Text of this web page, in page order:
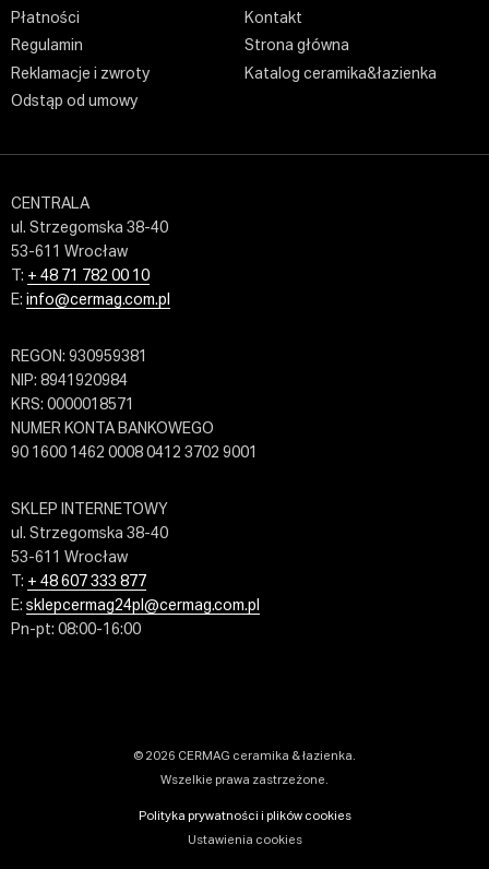
Płatności
Regulamin
Reklamacje i zwroty
Odstąp od umowy
Kontakt
Strona główna
Katalog ceramika&łazienka
CENTRALA
ul. Strzegomska 38-40
53-611 Wrocław
T: + 48 71 782 00 10
E: info@cermag.com.pl
REGON: 930959381
NIP: 8941920984
KRS: 0000018571
NUMER KONTA BANKOWEGO
90 1600 1462 0008 0412 3702 9001
SKLEP INTERNETOWY
ul. Strzegomska 38-40
53-611 Wrocław
T: + 48 607 333 877
E: sklepcermag24pl@cermag.com.pl
Pn-pt: 08:00-16:00
© 2026 CERMAG ceramika & łazienka.
Wszelkie prawa zastrzeżone.
Polityka prywatności i plików cookies
Ustawienia cookies